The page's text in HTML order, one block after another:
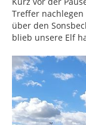
Treffer
über den
blieb unsere Elf